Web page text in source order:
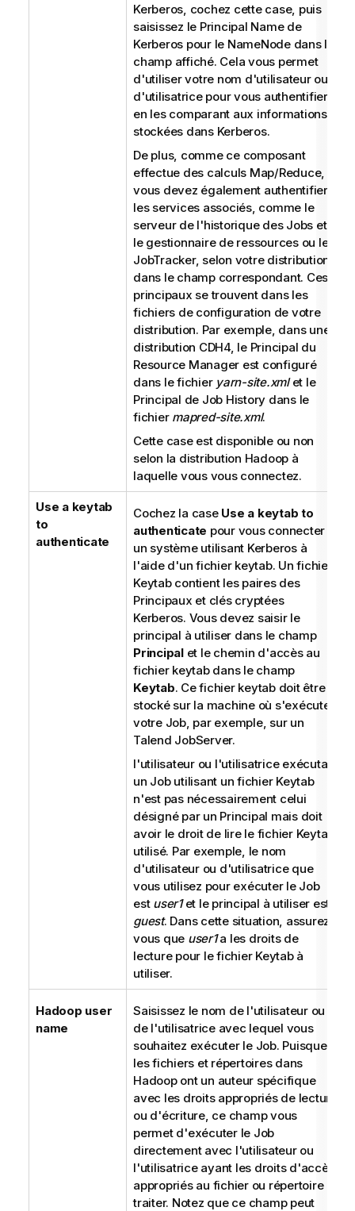
Kerberos, cochez cette case, puis
saisissez le Principal Name de
Kerberos pour le NameNode dans le
champ affiché. Cela vous permet
d'utiliser votre nom d'utilisateur ou
d'utilisatrice pour vous authentifier,
en les comparant aux informations
stockées dans Kerberos.
De plus, comme ce composant
effectue des calculs Map/Reduce,
vous devez également authentifier
les services associés, comme le
serveur de l'historique des Jobs et
le gestionnaire de ressources ou le
JobTracker, selon votre distribution,
dans le champ correspondant. Ces
principaux se trouvent dans les
fichiers de configuration de votre
distribution. Par exemple, dans une
distribution CDH4, le Principal du
Resource Manager est configuré
dans le fichier yarn-site.xmlet le
Principal de Job History dans le
fichier mapred-site.xml.
Cette case est disponible ou non
selon la distribution Hadoop à
laquelle vous vous connectez.
Use a keytab
to
authenticate
Cochez la case Use a keytab to
authenticate pour vous connecter à
un système utilisant Kerberos à
l'aide d'un fichier keytab. Un fichier
Keytab contient les paires des
Principaux et clés cryptées
Kerberos. Vous devez saisir le
principal à utiliser dans le champ
Principalet le chemin d'accès au
fichier keytab dans le champ
Keytab. Ce fichier keytab doit être
stocké sur la machine où s'exécute
votre Job, par exemple, sur un
Talend JobServer.
l'utilisateur ou l'utilisatrice exécutant
un Job utilisant un fichier Keytab
n'est pas nécessairement celui
désigné par un Principal mais doit
avoir le droit de lire le fichier Keytab
utilisé. Par exemple, le nom
d'utilisateur ou d'utilisatrice que
vous utilisez pour exécuter le Job
est user1et le principal à utiliser est
guest. Dans cette situation, assurez-
vous que user1a les droits de
lecture pour le fichier Keytab à
utiliser.
Hadoop user
name
Saisissez le nom de l'utilisateur ou
de l'utilisatrice avec lequel vous
souhaitez exécuter le Job. Puisque
les fichiers et répertoires dans
Hadoop ont un auteur spécifique
avec les droits appropriés de lecture
ou d'écriture, ce champ vous
permet d'exécuter le Job
directement avec l'utilisateur ou
l'utilisatrice ayant les droits d'accès
appropriés au fichier ou répertoire à
traiter. Notez que ce champ peut